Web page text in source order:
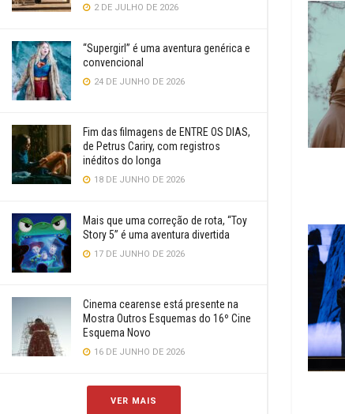
2 DE JULHO DE 2026
“Supergirl” é uma aventura genérica e
convencional
24 DE JUNHO DE 2026
Fim das filmagens de ENTRE OS DIAS,
de Petrus Cariry, com registros
inéditos do longa
18 DE JUNHO DE 2026
Mais que uma correção de rota, “Toy
Story 5” é uma aventura divertida
17 DE JUNHO DE 2026
Cinema cearense está presente na
Mostra Outros Esquemas do 16º Cine
Esquema Novo
16 DE JUNHO DE 2026
VER MAIS